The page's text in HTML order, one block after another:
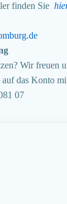
finden Sie
Wir freuen
das Konto
07